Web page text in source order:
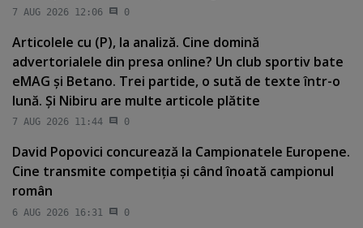
7 AUG 2026 12:06 0
Articolele cu (P), la analiză. Cine domină
advertorialele din presa online? Un club sportiv bate
eMAG şi Betano. Trei partide, o sută de texte într-o
lună. Şi Nibiru are multe articole plătite
7 AUG 2026 11:44 0
David Popovici concurează la Campionatele Europene.
Cine transmite competiţia şi când înoată campionul
român
6 AUG 2026 16:31 0